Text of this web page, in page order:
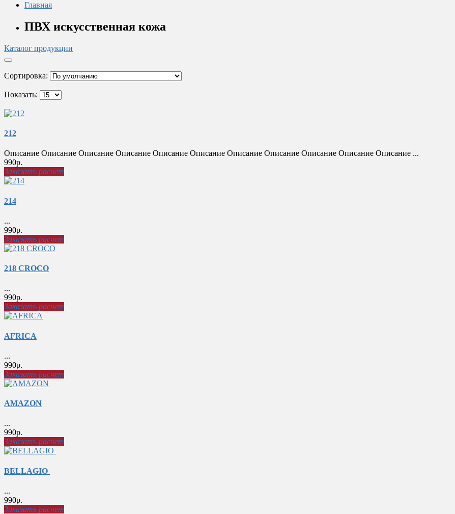
Главная
ПВХ искусственная кожа
Каталог продукции
Сортировка:
Показать:
212
Описание Описание Описание Описание Описание Описание Описание Описание Описание Описание Описание ...
990р.
Заказать расчет
214
...
990р.
Заказать расчет
218 CROCO
...
990р.
Заказать расчет
AFRICA
...
990р.
Заказать расчет
AMAZON
...
990р.
Заказать расчет
BELLAGIO
...
990р.
Заказать расчет